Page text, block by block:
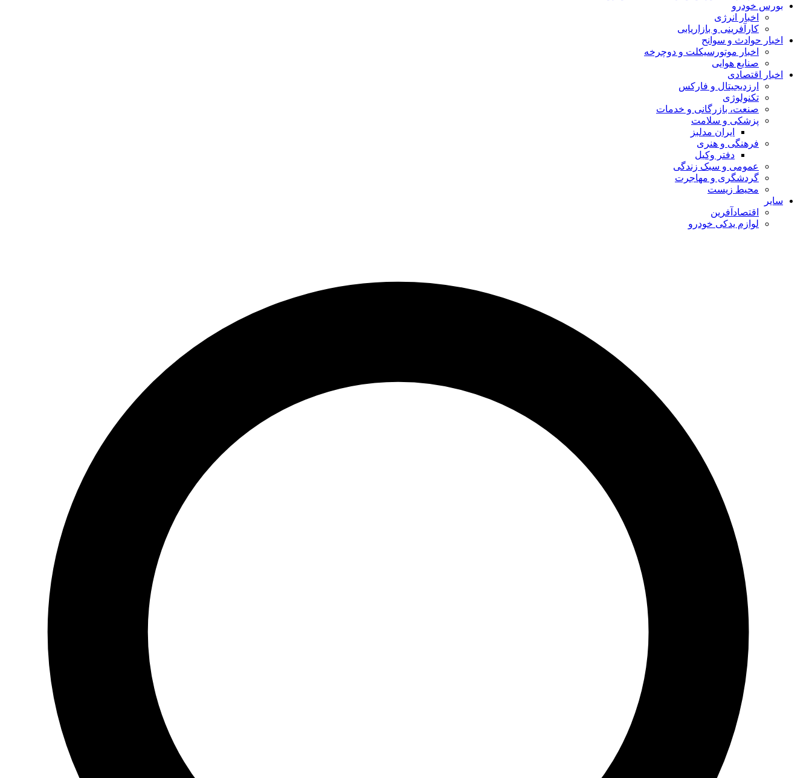
بورس خودرو
اخبار انرژی
کارآفرینی و بازاریابی
اخبار حوادث و سوانح
اخبار موتورسیکلت و دوچرخه
صنایع هوایی
اخبار اقتصادی
ارزدیجیتال و فارکس
تکنولوژی
صنعت، بازرگانی و خدمات
پزشکی و سلامت
ایران مدلبز
فرهنگی و هنری
دفتر وکیل
عمومی و سبک زندگی
گردشگری و مهاجرت
محیط زیست
سایر
اقتصادآفرین
لوازم یدکی خودرو